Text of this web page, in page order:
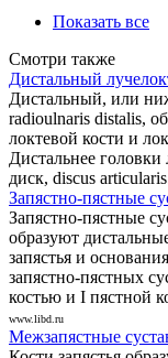
Показать все
Смотри также
Дистальный
Дистальный, или
radioulnaris distalis,
локтевой кости и
Дистальнее головки
диск, discus
Запястно-пястные
Запястно-пястные
образуют
запястья и
запястно-пястных
костью и I пястной
www.libd.ru
Межзапястные